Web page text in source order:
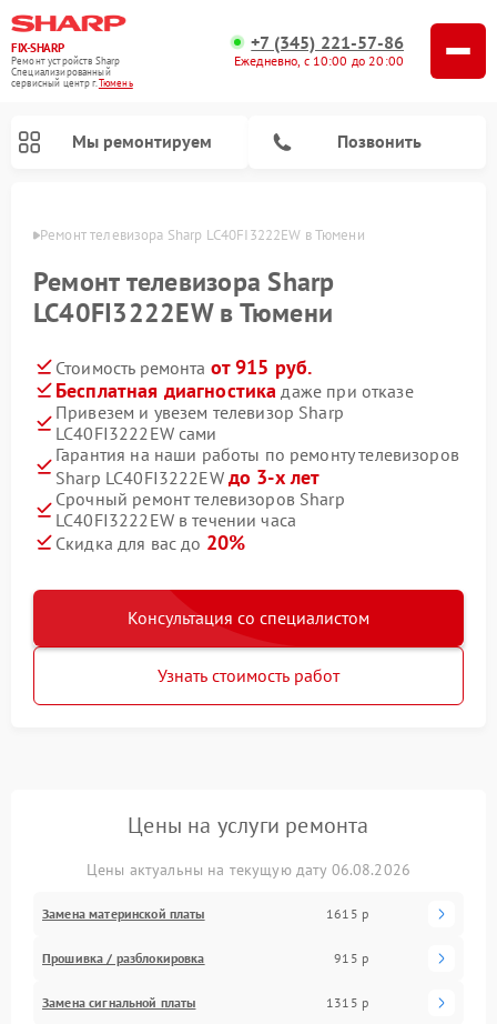
FIX-SHARP
Ремонт устройств Sharp
Специализированный
cервисный центр г.Тюмень
+7 (345) 221-57-86
Ежедневно, с 10:00 до 20:00
Мы ремонтируем Позвонить
Ремонт телевизора Sharp LC40FI3222EW в Тюмени
Ремонт телевизора Sharp
LC40FI3222EW в Тюмени
Стоимость ремонта от 915 руб.
Бесплатная диагностика даже при отказе
Привезем и увезем телевизор Sharp
LC40FI3222EW сами
Гарантия на наши работы по ремонту телевизоров
Sharp LC40FI3222EW до 3-х лет
Срочный ремонт телевизоров Sharp
LC40FI3222EW в течении часа
Скидка для вас до 20%
Консультация со специалистом
Узнать стоимость работ
Цены на услуги ремонта
Цены актуальны на текущую дату 06.08.2026
Замена материнской платы 1615 р
Прошивка / разблокировка 915 р
Замена сигнальной платы 1315 р